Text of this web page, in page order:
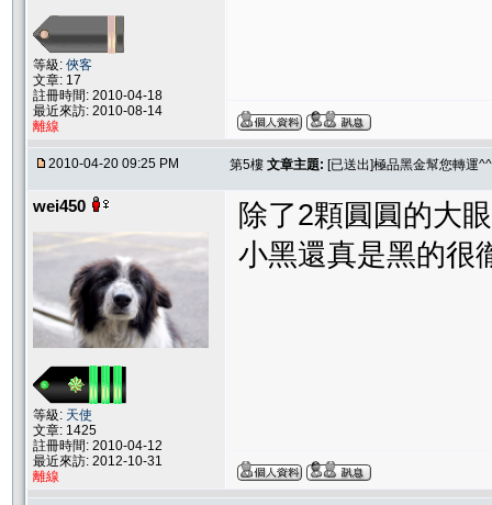
等級: 俠客
文章: 17
註冊時間: 2010-04-18
最近來訪: 2010-08-14
離線
2010-04-20 09:25 PM 第5樓 文章主題: [已送出]極品黑金幫您轉運
wei450
等級: 天使
文章: 1425
註冊時間: 2010-04-12
最近來訪: 2012-10-31
離線
除了2顆圓圓的大
小黑還真是黑的很